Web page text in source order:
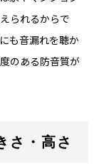
られるからで
も音漏れを聴か
のある防音質が
さ・高さ